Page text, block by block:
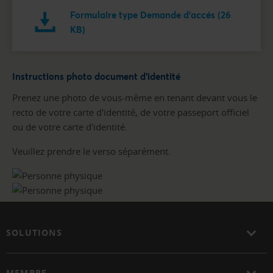
Formulaire type Demande d'accés (26
KB)
Instructions photo document d'identité
Prenez une photo de vous-même en tenant devant vous le
recto de votre carte d'identité, de votre passeport officiel
ou de votre carte d'identité.
Veuillez prendre le verso séparément.
SOLUTIONS